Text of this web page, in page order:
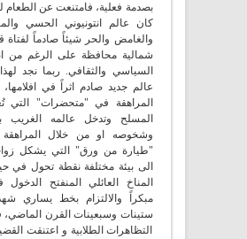
بصدمة فعلية، فامتنعت عن
كان عالم انتونيوني الحسي
والغامض والحر شيئاً صادماً لفتاة
شمالية محافظة على الرغم من
السياسي والثقافي. ربما نجد
عالم جديد صادم اثراً في
المراهقة في "متحضرات" التي
المسلح وتدخل عالمه الغريب
وشخوصه او من خلال
"طيارة من ورق" التي يشكل
الى بيئة مختلفة نقطة تحول في
المناخ العائلي المنفتح
مبكراً والالتزام بخط يساري
ستينات وسبعينات القرن
التظاهرات الطلابية و اعتنقت